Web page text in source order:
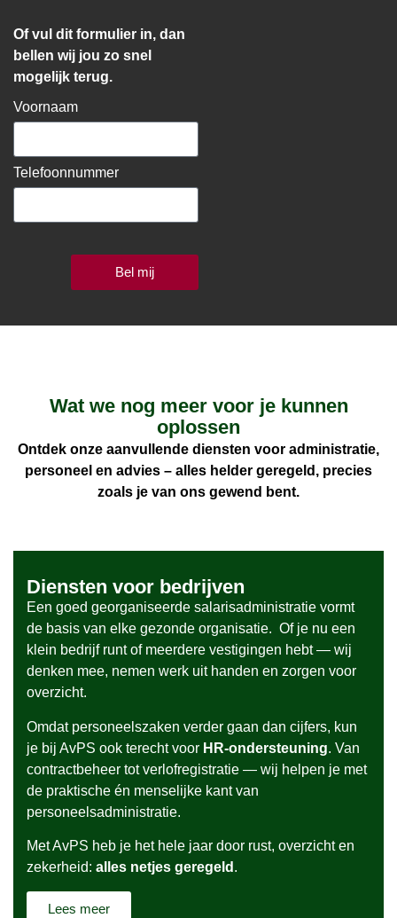
Of vul dit formulier in, dan
bellen wij jou zo snel
mogelijk terug.
Voornaam
Telefoonnummer
Bel mij
Wat we nog meer voor je kunnen
oplossen
Ontdek onze aanvullende diensten voor administratie,
personeel en advies – alles helder geregeld, precies
zoals je van ons gewend bent.
Diensten voor bedrijven
Een goed georganiseerde salarisadministratie vormt
de basis van elke gezonde organisatie. Of je nu een
klein bedrijf runt of meerdere vestigingen hebt — wij
denken mee, nemen werk uit handen en zorgen voor
overzicht.
Omdat personeelszaken verder gaan dan cijfers, kun
je bij AvPS ook terecht voor HR-ondersteuning. Van
contractbeheer tot verlofregistratie — wij helpen je met
de praktische én menselijke kant van
personeelsadministratie.
Met AvPS heb je het hele jaar door rust, overzicht en
zekerheid: alles netjes geregeld .
Lees meer